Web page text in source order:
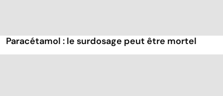
Paracétamol : le surdosage peut être mortel